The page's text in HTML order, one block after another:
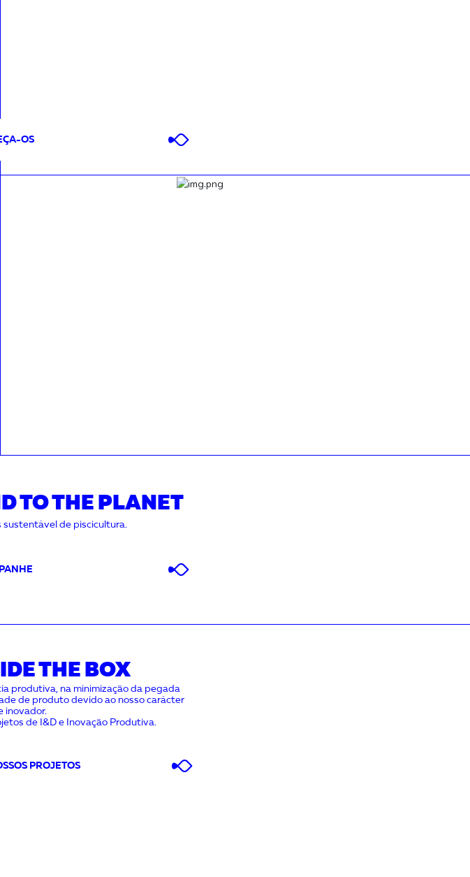
OS
TO THE PLANET
sustentável de piscicultura.
THE BOX
produtiva, na minimização da pegada
de produto devido ao nosso carácter
inovador.
de I&D e Inovação Produtiva.
PROJETOS